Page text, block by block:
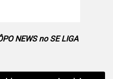
NEWS no SE LIGA